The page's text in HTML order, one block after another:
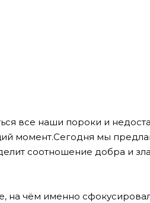
все наши пороки и
момент.Сегодня мы
соотношение добра и
на чём именно